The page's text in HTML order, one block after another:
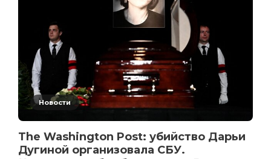
Новости
The Washington Post: убийство Дарьи
Дугиной организовала СБУ.